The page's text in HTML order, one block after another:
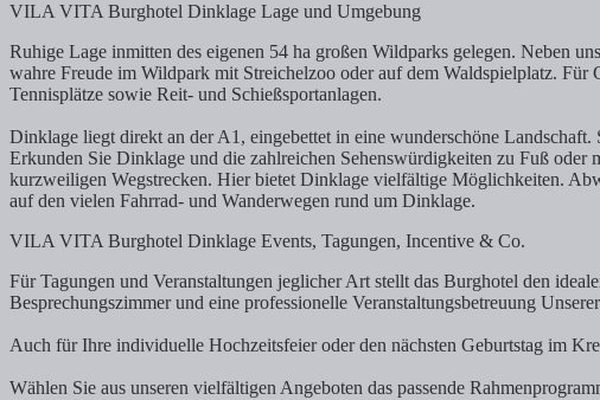
VILA VITA Burghotel Dinklage Lage und Umgebung
Ruhige Lage inmitten des eigenen 54 ha großen Wildparks gelegen. Neben
wahre Freude im Wildpark mit Streichelzoo oder auf dem Waldspielplatz.
Tennisplätze sowie Reit- und Schießsportanlagen.
Dinklage liegt direkt an der A1, eingebettet in eine wunderschöne
Erkunden Sie Dinklage und die zahlreichen Sehenswürdigkeiten zu Fuß oder
kurzweiligen Wegstrecken. Hier bietet Dinklage vielfältige Möglichkeiten.
auf den vielen Fahrrad- und Wanderwegen rund um Dinklage.
VILA VITA Burghotel Dinklage Events, Tagungen, Incentive & Co.
Für Tagungen und Veranstaltungen jeglicher Art stellt das Burghotel den
Besprechungszimmer und eine professionelle Veranstaltungsbetreuung
Auch für Ihre individuelle Hochzeitsfeier oder den nächsten Geburtstag im
Wählen Sie aus unseren vielfältigen Angeboten das passende